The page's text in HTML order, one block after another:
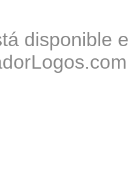
disponible